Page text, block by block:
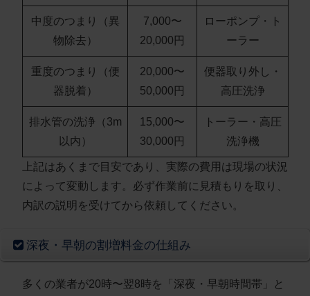
中度のつまり（異
物除去）
7,000〜
20,000円
ローポンプ・ト
ーラー
重度のつまり（便
器脱着）
20,000〜
50,000円
便器取り外し・
高圧洗浄
排水管の洗浄（3m
以内）
15,000〜
30,000円
トーラー・高圧
洗浄機
上記はあくまで目安であり、 実際の費用は現場の状況
によって変動 します。必ず作業前に見積もりを取り、
内訳の説明を受けてから依頼してください。
深夜・早朝の割増料金の仕組み
多くの業者が20時〜翌8時を「深夜・早朝時間帯」と